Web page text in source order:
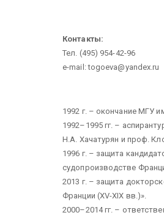
Контакты:
Тел. (495) 954-42-96
e-mail: togoeva@yandex.ru
1992 г. – окончание МГУ
1992–1995 гг. –
Н.А. Хачатурян и проф.
1996 г. – защита
судопроизводстве
2013 г. – защита
Франции (XV-XIX вв.)».
2000–2014 гг. –